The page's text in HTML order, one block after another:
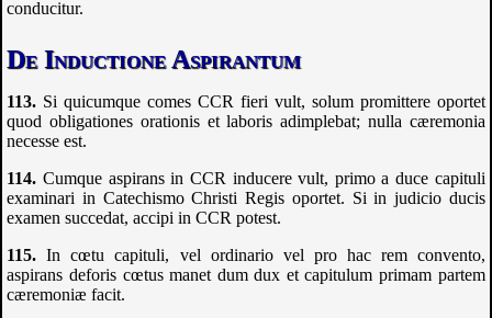
conducitur.
De Inductione Aspirantum
Si quicumque comesCCR fieri vult, solum promittere oportet
quod obligationes orationis et laboris adimplebat; nulla cæremonia
necesse est.
Cumque aspirans in CCR inducere vult, primo a duce capituli
examinari in Catechismo Christi Regis oportet. Si in judicio ducis
examen succedat, accipi inCCR potest.
In cœtu capituli, vel ordinario vel pro hac rem convento,
aspirans deforis cœtus manet dum dux et capitulum primam partem
cæremoniæ facit.